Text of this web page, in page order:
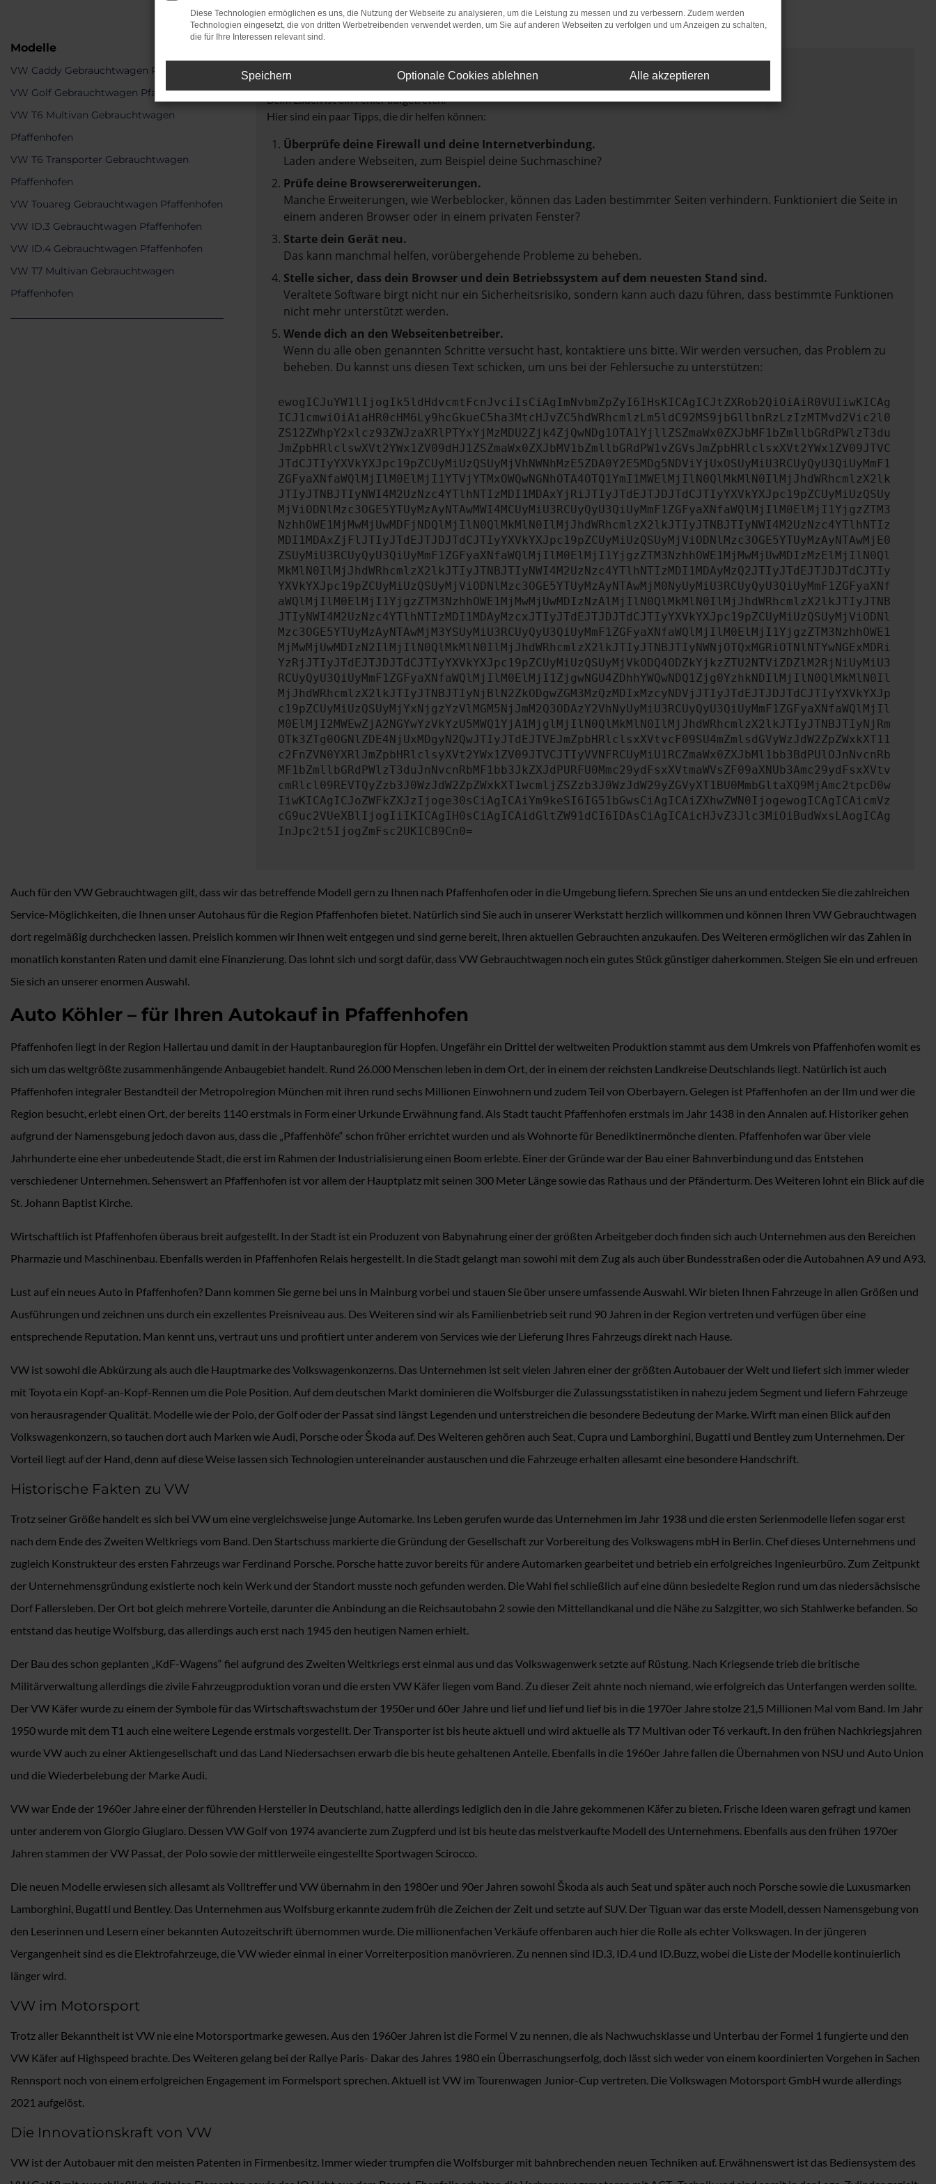
Modelle
VW Caddy Gebrauchtwagen Pfaffenhofen
VW Golf Gebrauchtwagen Pfaffenhofen
VW T6 Multivan Gebrauchtwagen
Pfaffenhofen
VW T6 Transporter Gebrauchtwagen
Pfaffenhofen
VW Touareg Gebrauchtwagen Pfaffenhofen
VW ID.3 Gebrauchtwagen Pfaffenhofen
VW ID.4 Gebrauchtwagen Pfaffenhofen
VW T7 Multivan Gebrauchtwagen
Pfaffenhofen
Fehler: Network Error
Beim Laden ist ein Fehler aufgetreten.
Hier sind ein paar Tipps, die dir helfen können:
Überprüfe deine Firewall und deine Internetverbindung.
Laden andere Webseiten, zum Beispiel deine Suchmaschine?
Prüfe deine Browsererweiterungen.
Manche Erweiterungen, wie Werbeblocker, können das Laden bestimmter Seiten verhindern. Funktioniert die Seite in
einem anderen Browser oder in einem privaten Fenster?
Starte dein Gerät neu.
Das kann manchmal helfen, vorübergehende Probleme zu beheben.
Stelle sicher, dass dein Browser und dein Betriebssystem auf dem neuesten Stand sind.
Veraltete Software birgt nicht nur ein Sicherheitsrisiko, sondern kann auch dazu führen, dass bestimmte Funktionen
nicht mehr unterstützt werden.
Wende dich an den Webseitenbetreiber.
Wenn du alle oben genannten Schritte versucht hast, kontaktiere uns bitte. Wir werden versuchen, das Problem zu
beheben. Du kannst uns diesen Text schicken, um uns bei der Fehlersuche zu unterstützen:
ewogICJuYW1lIjogIk5ldHdvcmtFcnJvciIsCiAgImNvbmZpZyI6IHsKICAgICJtZXRob2QiOiAiR0VUIiwKICAg
ICJ1cmwiOiAiaHR0cHM6Ly9hcGkueC5ha3MtcHJvZC5hdWRhcmlzLm5ldC92MS9jbGllbnRzLzIzMTMvd2Vic2l0
ZS12ZWhpY2xlcz93ZWJzaXRlPTYxYjMzMDU2Zjk4ZjQwNDg1OTA1YjllZSZmaWx0ZXJbMF1bZmllbGRdPWlzT3du
JmZpbHRlclswXVt2YWx1ZV09dHJ1ZSZmaWx0ZXJbMV1bZmllbGRdPW1vZGVsJmZpbHRlclsxXVt2YWx1ZV09JTVC
JTdCJTIyYXVkYXJpc19pZCUyMiUzQSUyMjVhNWNhMzE5ZDA0Y2E5MDg5NDViYjUxOSUyMiU3RCUyQyU3QiUyMmF1
ZGFyaXNfaWQlMjIlM0ElMjI1YTVjYTMxOWQwNGNhOTA4OTQ1YmI1MWElMjIlN0QlMkMlN0IlMjJhdWRhcmlzX2lk
JTIyJTNBJTIyNWI4M2UzNzc4YTlhNTIzMDI1MDAxYjRiJTIyJTdEJTJDJTdCJTIyYXVkYXJpc19pZCUyMiUzQSUy
MjViODNlMzc3OGE5YTUyMzAyNTAwMWI4MCUyMiU3RCUyQyU3QiUyMmF1ZGFyaXNfaWQlMjIlM0ElMjI1YjgzZTM3
NzhhOWE1MjMwMjUwMDFjNDQlMjIlN0QlMkMlN0IlMjJhdWRhcmlzX2lkJTIyJTNBJTIyNWI4M2UzNzc4YTlhNTIz
MDI1MDAxZjFlJTIyJTdEJTJDJTdCJTIyYXVkYXJpc19pZCUyMiUzQSUyMjViODNlMzc3OGE5YTUyMzAyNTAwMjE0
ZSUyMiU3RCUyQyU3QiUyMmF1ZGFyaXNfaWQlMjIlM0ElMjI1YjgzZTM3NzhhOWE1MjMwMjUwMDIzMzElMjIlN0Ql
MkMlN0IlMjJhdWRhcmlzX2lkJTIyJTNBJTIyNWI4M2UzNzc4YTlhNTIzMDI1MDAyMzQ2JTIyJTdEJTJDJTdCJTIy
YXVkYXJpc19pZCUyMiUzQSUyMjViODNlMzc3OGE5YTUyMzAyNTAwMjM0NyUyMiU3RCUyQyU3QiUyMmF1ZGFyaXNf
aWQlMjIlM0ElMjI1YjgzZTM3NzhhOWE1MjMwMjUwMDIzNzAlMjIlN0QlMkMlN0IlMjJhdWRhcmlzX2lkJTIyJTNB
JTIyNWI4M2UzNzc4YTlhNTIzMDI1MDAyMzcxJTIyJTdEJTJDJTdCJTIyYXVkYXJpc19pZCUyMiUzQSUyMjViODNl
Mzc3OGE5YTUyMzAyNTAwMjM3YSUyMiU3RCUyQyU3QiUyMmF1ZGFyaXNfaWQlMjIlM0ElMjI1YjgzZTM3NzhhOWE1
MjMwMjUwMDIzN2IlMjIlN0QlMkMlN0IlMjJhdWRhcmlzX2lkJTIyJTNBJTIyNWNjOTQxMGRiOTNlNTYwNGExMDRi
YzRjJTIyJTdEJTJDJTdCJTIyYXVkYXJpc19pZCUyMiUzQSUyMjVkODQ4ODZkYjkzZTU2NTViZDZlM2RjNiUyMiU3
RCUyQyU3QiUyMmF1ZGFyaXNfaWQlMjIlM0ElMjI1ZjgwNGU4ZDhhYWQwNDQ1Zjg0YzhkNDIlMjIlN0QlMkMlN0Il
MjJhdWRhcmlzX2lkJTIyJTNBJTIyNjBlN2ZkODgwZGM3MzQzMDIxMzcyNDVjJTIyJTdEJTJDJTdCJTIyYXVkYXJp
c19pZCUyMiUzQSUyMjYxNjgzYzVlMGM5NjJmM2Q3ODAzY2VhNyUyMiU3RCUyQyU3QiUyMmF1ZGFyaXNfaWQlMjIl
M0ElMjI2MWEwZjA2NGYwYzVkYzU5MWQ1YjA1MjglMjIlN0QlMkMlN0IlMjJhdWRhcmlzX2lkJTIyJTNBJTIyNjRm
OTk3ZTg0OGNlZDE4NjUxMDgyN2QwJTIyJTdEJTVEJmZpbHRlclsxXVtvcF09SU4mZmlsdGVyWzJdW2ZpZWxkXT11
c2FnZVN0YXRlJmZpbHRlclsyXVt2YWx1ZV09JTVCJTIyVVNFRCUyMiU1RCZmaWx0ZXJbMl1bb3BdPUlOJnNvcnRb
MF1bZmllbGRdPWlzT3duJnNvcnRbMF1bb3JkZXJdPURFU0Mmc29ydFsxXVtmaWVsZF09aXNUb3Amc29ydFsxXVtv
cmRlcl09REVTQyZzb3J0WzJdW2ZpZWxkXT1wcmljZSZzb3J0WzJdW29yZGVyXT1BU0MmbGltaXQ9MjAmc2tpcD0w
IiwKICAgICJoZWFkZXJzIjoge30sCiAgICAiYm9keSI6IG51bGwsCiAgICAiZXhwZWN0IjogewogICAgICAicmVz
cG9uc2VUeXBlIjogIiIKICAgIH0sCiAgICAidGltZW91dCI6IDAsCiAgICAicHJvZ3Jlc3MiOiBudWxsLAogICAg
InJpc2t5IjogZmFsc2UKICB9Cn0=
Auch für den VW Gebrauchtwagen gilt, dass wir das betreffende Modell gern zu Ihnen nach Pfaffenhofen oder in die Umgebung liefern. Sprechen Sie uns an und entdecken Sie die zahlreichen
Service-Möglichkeiten, die Ihnen unser Autohaus für die Region Pfaffenhofen bietet. Natürlich sind Sie auch in unserer Werkstatt herzlich willkommen und können Ihren VW Gebrauchtwagen
dort regelmäßig durchchecken lassen. Preislich kommen wir Ihnen weit entgegen und sind gerne bereit, Ihren aktuellen Gebrauchten anzukaufen. Des Weiteren ermöglichen wir das Zahlen in
monatlich konstanten Raten und damit eine Finanzierung. Das lohnt sich und sorgt dafür, dass VW Gebrauchtwagen noch ein gutes Stück günstiger daherkommen. Steigen Sie ein und erfreuen
Sie sich an unserer enormen Auswahl.
Auto Köhler – für Ihren Autokauf in Pfaffenhofen
Pfaffenhofen liegt in der Region Hallertau und damit in der Hauptanbauregion für Hopfen. Ungefähr ein Drittel der weltweiten Produktion stammt aus dem Umkreis von Pfaffenhofen womit es
sich um das weltgrößte zusammenhängende Anbaugebiet handelt. Rund 26.000 Menschen leben in dem Ort, der in einem der reichsten Landkreise Deutschlands liegt. Natürlich ist auch
Pfaffenhofen integraler Bestandteil der Metropolregion München mit ihren rund sechs Millionen Einwohnern und zudem Teil von Oberbayern. Gelegen ist Pfaffenhofen an der Ilm und wer die
Region besucht, erlebt einen Ort, der bereits 1140 erstmals in Form einer Urkunde Erwähnung fand. Als Stadt taucht Pfaffenhofen erstmals im Jahr 1438 in den Annalen auf. Historiker gehen
aufgrund der Namensgebung jedoch davon aus, dass die „Pfaffenhöfe“ schon früher errichtet wurden und als Wohnorte für Benediktinermönche dienten. Pfaffenhofen war über viele
Jahrhunderte eine eher unbedeutende Stadt, die erst im Rahmen der Industrialisierung einen Boom erlebte. Einer der Gründe war der Bau einer Bahnverbindung und das Entstehen
verschiedener Unternehmen. Sehenswert an Pfaffenhofen ist vor allem der Hauptplatz mit seinen 300 Meter Länge sowie das Rathaus und der Pfänderturm. Des Weiteren lohnt ein Blick auf die
St. Johann Baptist Kirche.
Wirtschaftlich ist Pfaffenhofen überaus breit aufgestellt. In der Stadt ist ein Produzent von Babynahrung einer der größten Arbeitgeber doch finden sich auch Unternehmen aus den Bereichen
Pharmazie und Maschinenbau. Ebenfalls werden in Pfaffenhofen Relais hergestellt. In die Stadt gelangt man sowohl mit dem Zug als auch über Bundesstraßen oder die Autobahnen A9 und A93.
Lust auf ein neues Auto in Pfaffenhofen? Dann kommen Sie gerne bei uns in Mainburg vorbei und stauen Sie über unsere umfassende Auswahl. Wir bieten Ihnen Fahrzeuge in allen Größen und
Ausführungen und zeichnen uns durch ein exzellentes Preisniveau aus. Des Weiteren sind wir als Familienbetrieb seit rund 90 Jahren in der Region vertreten und verfügen über eine
entsprechende Reputation. Man kennt uns, vertraut uns und profitiert unter anderem von Services wie der Lieferung Ihres Fahrzeugs direkt nach Hause.
VW ist sowohl die Abkürzung als auch die Hauptmarke des Volkswagenkonzerns. Das Unternehmen ist seit vielen Jahren einer der größten Autobauer der Welt und liefert sich immer wieder
mit Toyota ein Kopf-an-Kopf-Rennen um die Pole Position. Auf dem deutschen Markt dominieren die Wolfsburger die Zulassungsstatistiken in nahezu jedem Segment und liefern Fahrzeuge
von herausragender Qualität. Modelle wie der Polo, der Golf oder der Passat sind längst Legenden und unterstreichen die besondere Bedeutung der Marke. Wirft man einen Blick auf den
Volkswagenkonzern, so tauchen dort auch Marken wie Audi, Porsche oder Škoda auf. Des Weiteren gehören auch Seat, Cupra und Lamborghini, Bugatti und Bentley zum Unternehmen. Der
Vorteil liegt auf der Hand, denn auf diese Weise lassen sich Technologien untereinander austauschen und die Fahrzeuge erhalten allesamt eine besondere Handschrift.
Historische Fakten zu VW
Trotz seiner Größe handelt es sich bei VW um eine vergleichsweise junge Automarke. Ins Leben gerufen wurde das Unternehmen im Jahr 1938 und die ersten Serienmodelle liefen sogar erst
nach dem Ende des Zweiten Weltkriegs vom Band. Den Startschuss markierte die Gründung der Gesellschaft zur Vorbereitung des Volkswagens mbH in Berlin. Chef dieses Unternehmens und
zugleich Konstrukteur des ersten Fahrzeugs war Ferdinand Porsche. Porsche hatte zuvor bereits für andere Automarken gearbeitet und betrieb ein erfolgreiches Ingenieurbüro. Zum Zeitpunkt
der Unternehmensgründung existierte noch kein Werk und der Standort musste noch gefunden werden. Die Wahl fiel schließlich auf eine dünn besiedelte Region rund um das niedersächsische
Dorf Fallersleben. Der Ort bot gleich mehrere Vorteile, darunter die Anbindung an die Reichsautobahn 2 sowie den Mittellandkanal und die Nähe zu Salzgitter, wo sich Stahlwerke befanden. So
entstand das heutige Wolfsburg, das allerdings auch erst nach 1945 den heutigen Namen erhielt.
Der Bau des schon geplanten „KdF-Wagens“ fiel aufgrund des Zweiten Weltkriegs erst einmal aus und das Volkswagenwerk setzte auf Rüstung. Nach Kriegsende trieb die britische
Militärverwaltung allerdings die zivile Fahrzeugproduktion voran und die ersten VW Käfer liegen vom Band. Zu dieser Zeit ahnte noch niemand, wie erfolgreich das Unterfangen werden sollte.
Der VW Käfer wurde zu einem der Symbole für das Wirtschaftswachstum der 1950er und 60er Jahre und lief und lief und lief bis in die 1970er Jahre stolze 21,5 Millionen Mal vom Band. Im Jahr
1950 wurde mit dem T1 auch eine weitere Legende erstmals vorgestellt. Der Transporter ist bis heute aktuell und wird aktuelle als T7 Multivan oder T6 verkauft. In den frühen Nachkriegsjahren
wurde VW auch zu einer Aktiengesellschaft und das Land Niedersachsen erwarb die bis heute gehaltenen Anteile. Ebenfalls in die 1960er Jahre fallen die Übernahmen von NSU und Auto Union
und die Wiederbelebung der Marke Audi.
VW war Ende der 1960er Jahre einer der führenden Hersteller in Deutschland, hatte allerdings lediglich den in die Jahre gekommenen Käfer zu bieten. Frische Ideen waren gefragt und kamen
unter anderem von Giorgio Giugiaro. Dessen VW Golf von 1974 avancierte zum Zugpferd und ist bis heute das meistverkaufte Modell des Unternehmens. Ebenfalls aus den frühen 1970er
Jahren stammen der VW Passat, der Polo sowie der mittlerweile eingestellte Sportwagen Scirocco.
Die neuen Modelle erwiesen sich allesamt als Volltreffer und VW übernahm in den 1980er und 90er Jahren sowohl Škoda als auch Seat und später auch noch Porsche sowie die Luxusmarken
Lamborghini, Bugatti und Bentley. Das Unternehmen aus Wolfsburg erkannte zudem früh die Zeichen der Zeit und setzte auf SUV. Der Tiguan war das erste Modell, dessen Namensgebung von
den Leserinnen und Lesern einer bekannten Autozeitschrift übernommen wurde. Die millionenfachen Verkäufe offenbaren auch hier die Rolle als echter Volkswagen. In der jüngeren
Vergangenheit sind es die Elektrofahrzeuge, die VW wieder einmal in einer Vorreiterposition manövrieren. Zu nennen sind ID.3, ID.4 und ID.Buzz, wobei die Liste der Modelle kontinuierlich
länger wird.
VW im Motorsport
Trotz aller Bekanntheit ist VW nie eine Motorsportmarke gewesen. Aus den 1960er Jahren ist die Formel V zu nennen, die als Nachwuchsklasse und Unterbau der Formel 1 fungierte und den
VW Käfer auf Highspeed brachte. Des Weiteren gelang bei der Rallye Paris- Dakar des Jahres 1980 ein Überraschungserfolg, doch lässt sich weder von einem koordinierten Vorgehen in Sachen
Rennsport noch von einem erfolgreichen Engagement im Formelsport sprechen. Aktuell ist VW im Tourenwagen Junior-Cup vertreten. Die Volkswagen Motorsport GmbH wurde allerdings
2021 aufgelöst.
Die Innovationskraft von VW
VW ist der Autobauer mit den meisten Patenten in Firmenbesitz. Immer wieder trumpfen die Wolfsburger mit bahnbrechenden neuen Techniken auf. Erwähnenswert ist das Bediensystem des
Diese Technologien ermöglichen es uns, die Nutzung der Webseite zu analysieren, um die Leistung zu messen und zu verbessern. Zudem werden
Technologien eingesetzt, die von dritten Werbetreibenden verwendet werden, um Sie auf anderen Webseiten zu verfolgen und um Anzeigen zu schalten,
die für Ihre Interessen relevant sind.
Speichern Optionale Cookies ablehnen Alle akzeptieren